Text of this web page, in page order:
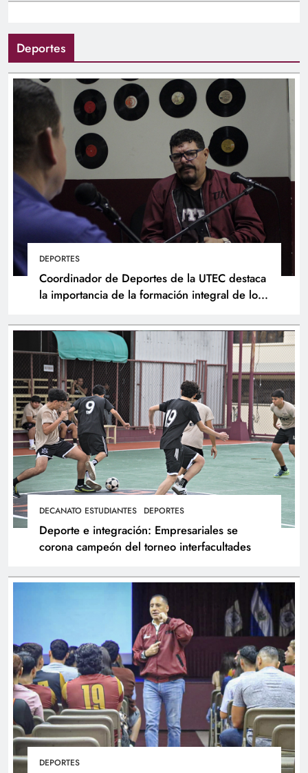
Deportes
DEPORTES
Coordinador de Deportes de la UTEC destaca
la importancia de la formación integral de los
DECANATO ESTUDIANTES DEPORTES
Deporte e integración: Empresariales se
corona campeón del torneo interfacultades
DEPORTES